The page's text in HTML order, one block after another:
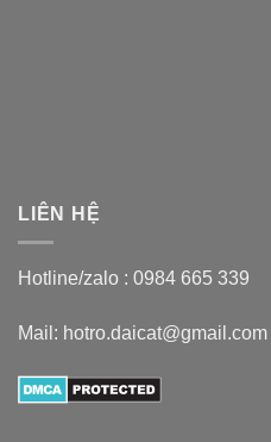
LIÊN HỆ
Hotline/zalo : 0984 665 339
Mail: hotro.daicat@gmail.com